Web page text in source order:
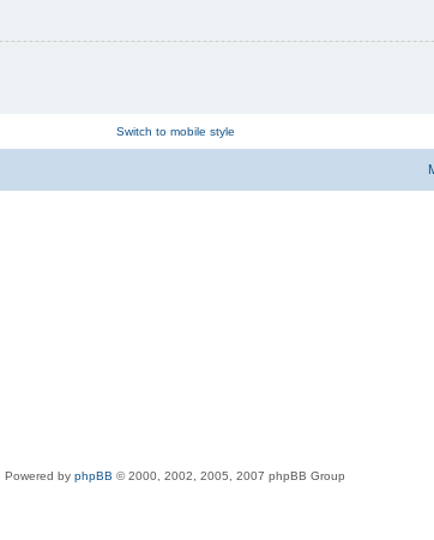
Switch to mobile style
Powered by phpBB © 2000, 2002, 2005, 2007 phpBB Group